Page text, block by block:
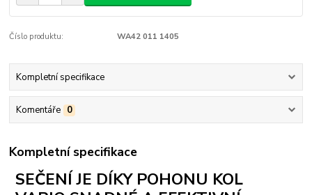
Číslo produktu: WA42 011 1405
Kompletní specifikace
Komentáře 0
Kompletní specifikace
SEČENÍ JE DÍKY POHONU KOL